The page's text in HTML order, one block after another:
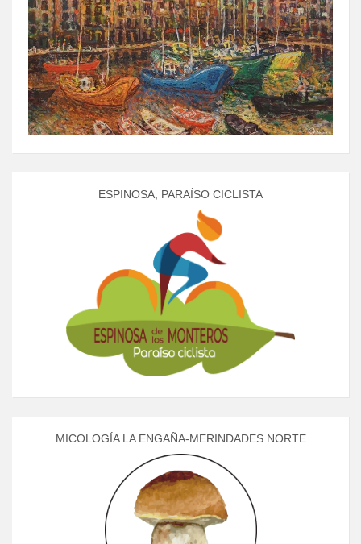
ESPINOSA, PARAÍSO CICLISTA
MICOLOGÍA LA ENGAÑA-MERINDADES NORTE